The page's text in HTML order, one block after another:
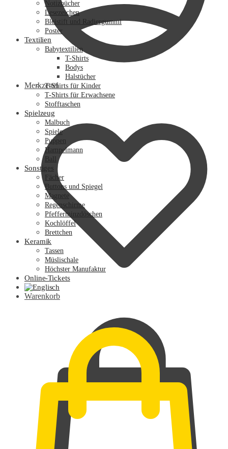
Merkzettel
Warenkorb
Notizbücher
Lesezeichen
Bleistift und Radiergummi
Poster
Textilien
Babytextilien
T-Shirts
Bodys
Halstücher
T-Shirts für Kinder
T-Shirts für Erwachsene
Stofftaschen
Spielzeug
Malbuch
Spiele
Puppen
Hampelmann
Ball
Sonstiges
Fächer
Buttons und Spiegel
Magnete
Regenschirme
Pfefferminzdöschen
Kochlöffel
Brettchen
Keramik
Tassen
Müslischale
Höchster Manufaktur
Online-Tickets